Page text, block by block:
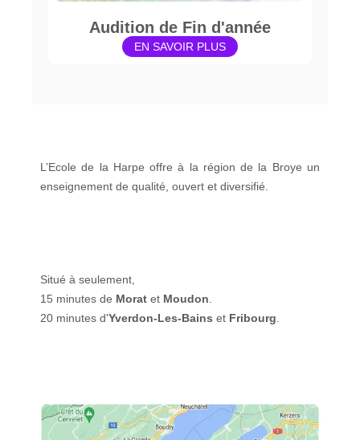
Audition de Fin d'année
EN SAVOIR PLUS
L’Ecole de la Harpe offre à la région de la Broye un
enseignement de qualité, ouvert et diversifié.
Situé à seulement,
15 minutes de Morat et Moudon
20 minutes d'Yverdon-Les-Bains et Fribourg